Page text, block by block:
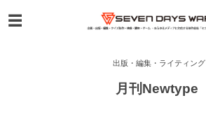
出版・編集・ライティング
月刊Newtype